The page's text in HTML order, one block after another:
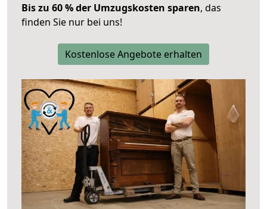
Bis zu 60 % der Umzugskosten sparen, das
finden Sie nur bei uns!
Kostenlose Angebote erhalten